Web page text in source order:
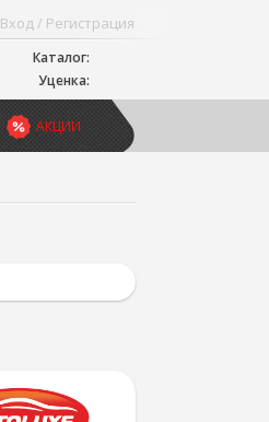
Каталог:
Уценка:
Вход / Регистрация
АКЦИИ